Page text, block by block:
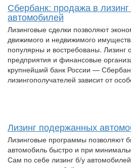
Сбербанк: продажа в
автомобилей
Лизинговые сделки позволяют
движимого и недвижимого
популярны и востребованы.
предприятия и финансовые
крупнейший банк России —
лизингополучателей зависит от
Лизинг подержанных
Лизинговые программы позволяют
автомобиль быстро и при
Сам по себе лизинг б/у